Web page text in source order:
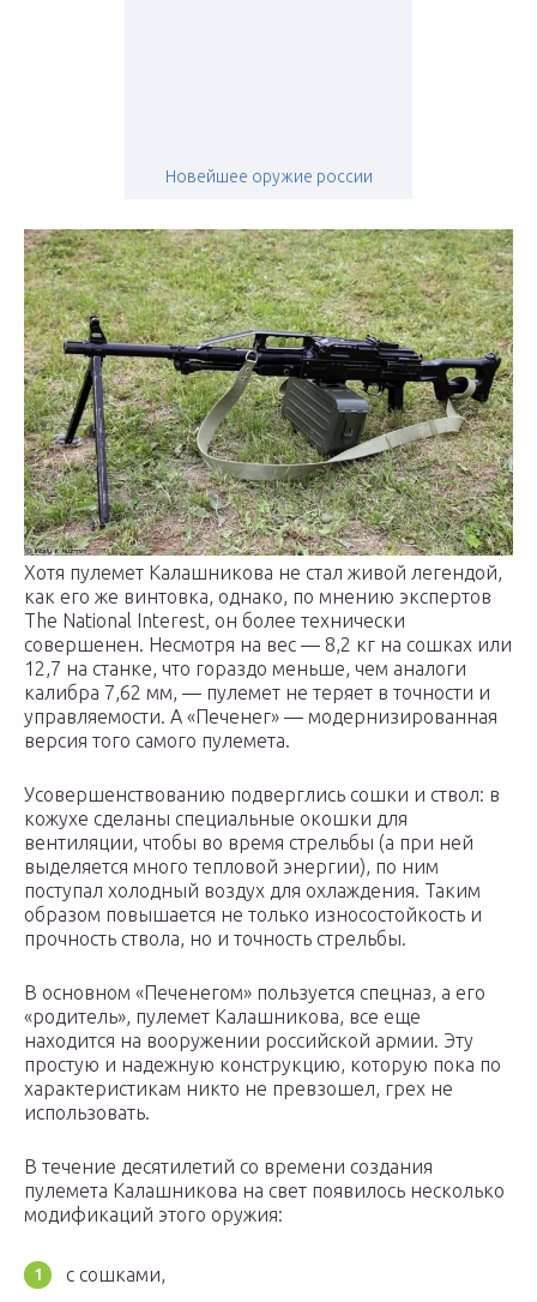
Новейшее оружие россии
Хотя пулемет Калашникова не стал живой легендой,
как его же винтовка, однако, по мнению экспертов
The National Interest, он более технически
совершенен. Несмотря на вес — 8,2 кг на сошках или
12,7 на станке, что гораздо меньше, чем аналоги
калибра 7,62 мм, — пулемет не теряет в точности и
управляемости. А «Печенег» — модернизированная
версия того самого пулемета.
Усовершенствованию подверглись сошки и ствол: в
кожухе сделаны специальные окошки для
вентиляции, чтобы во время стрельбы (а при ней
выделяется много тепловой энергии), по ним
поступал холодный воздух для охлаждения. Таким
образом повышается не только износостойкость и
прочность ствола, но и точность стрельбы.
В основном «Печенегом» пользуется спецназ, а его
«родитель», пулемет Калашникова, все еще
находится на вооружении российской армии. Эту
простую и надежную конструкцию, которую пока по
характеристикам никто не превзошел, грех не
использовать.
В течение десятилетий со времени создания
пулемета Калашникова на свет появилось несколько
модификаций этого оружия:
с сошками,